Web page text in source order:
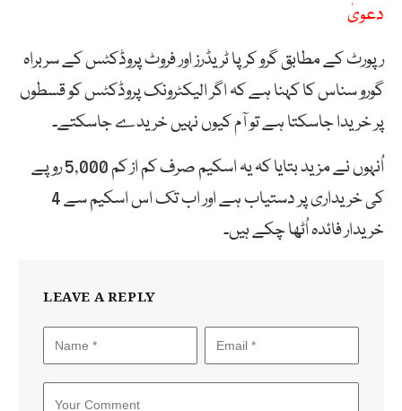
دعویٰ
رپورٹ کے مطابق گرو کرپا ٹریڈرز اور فروٹ پروڈکٹس کے سربراہ
گورو سناس کا کہنا ہے کہ اگر الیکٹرونک پروڈکٹس کو قسطوں
پر خریدا جاسکتا ہے تو آم کیوں نہیں خریدے جاسکتے۔
اُنہوں نے مزید بتایا کہ یہ اسکیم صرف کم از کم 5,000 روپے
کی خریداری پر دستیاب ہے اور اب تک اس اسکیم سے 4
خریدار فائدہ اُٹھا چکے ہیں۔
LEAVE A REPLY